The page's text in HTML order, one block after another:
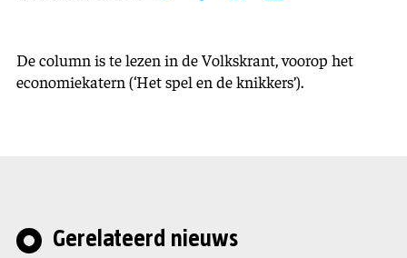
De column is te lezen in de Volkskrant, voorop het
economiekatern (‘Het spel en de knikkers’).
Gerelateerd nieuws